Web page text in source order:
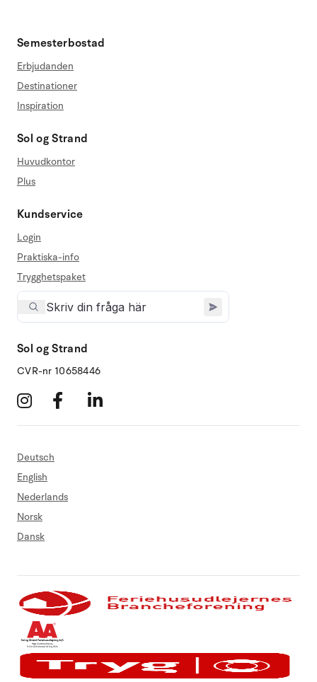
Semesterbostad
Erbjudanden
Destinationer
Inspiration
Sol og Strand
Huvudkontor
Plus
Kundservice
Login
Praktiska-info
Trygghetspaket
Sol og Strand
CVR-nr 10658446
Deutsch
English
Nederlands
Norsk
Dansk